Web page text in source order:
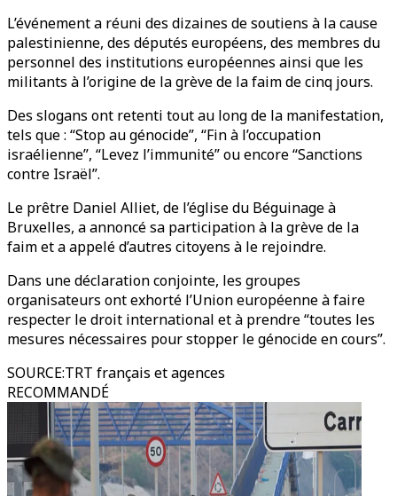
L’événement a réuni des dizaines de soutiens à la cause
palestinienne, des députés européens, des membres du
personnel des institutions européennes ainsi que les
militants à l’origine de la grève de la faim de cinq jours.
Des slogans ont retenti tout au long de la manifestation,
tels que : “Stop au génocide”, “Fin à l’occupation
israélienne”, “Levez l’immunité” ou encore “Sanctions
contre Israël”.
Le prêtre Daniel Alliet, de l’église du Béguinage à
Bruxelles, a annoncé sa participation à la grève de la
faim et a appelé d’autres citoyens à le rejoindre.
Dans une déclaration conjointe, les groupes
organisateurs ont exhorté l’Union européenne à faire
respecter le droit international et à prendre “toutes les
mesures nécessaires pour stopper le génocide en cours”.
SOURCE:TRT français et agences
RECOMMANDÉ